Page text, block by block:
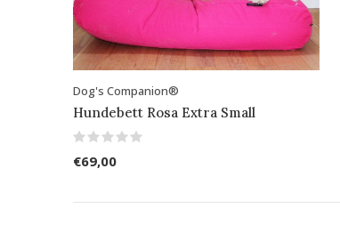
Dog's Companion®
Hundebett Rosa Extra Small
€69,00